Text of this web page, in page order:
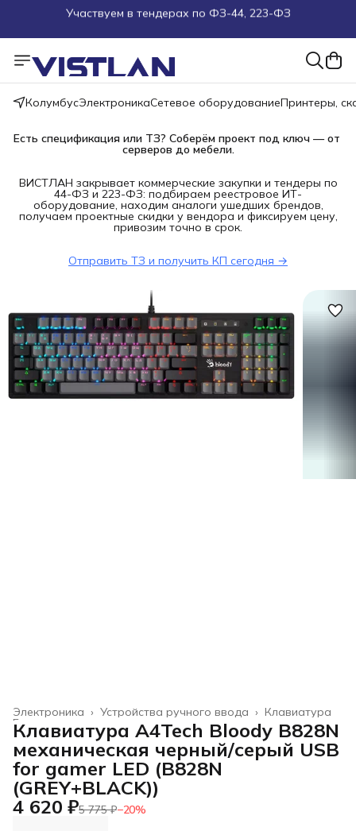
Пуско-наладочные работы
Пришлите запрос на e-mail или в чат
Более 100 000 позиций в наличии и под заказ
КолумбусЭлектроникаСетевое оборудованиеПринтеры,
Есть спецификация или ТЗ? Соберём проект под ключ — от
серверов до мебели.
ВИСТЛАН закрывает коммерческие закупки и тендеры по
44-ФЗ и 223-ФЗ: подбираем реестровое ИТ-
оборудование, находим аналоги ушедших брендов,
получаем проектные скидки у вендора и фиксируем цену,
привозим точно в срок.
Отправить ТЗ и получить КП сегодня →
Клавиатура
Устройства ручного ввода ›
Электроника ›
Главная
Клавиатура A4Tech Bloody B828N
механическая черный/серый USB
for gamer LED (B828N
(GREY+BLACK))
4 620 ₽5 775 ₽−20%